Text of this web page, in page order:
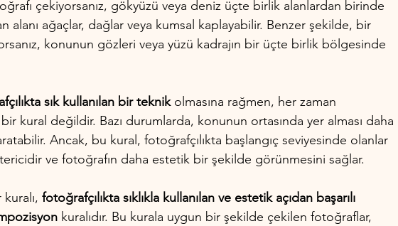
çekiyorsanız, gökyüzü veya deniz üçte birlik alanlardan birinde
alanı ağaçlar, dağlar veya kumsal kaplayabilir. Benzer şekilde, bir
konunun gözleri veya yüzü kadrajın bir üçte birlik bölgesinde
sık kullanılan bir teknik olmasına rağmen, her zaman
kural değildir. Bazı durumlarda, konunun ortasında yer alması daha
Ancak, bu kural, fotoğrafçılıkta başlangıç seviyesinde olanlar
ve fotoğrafın daha estetik bir şekilde görünmesini sağlar.
fotoğrafçılıkta sıklıkla kullanılan ve estetik açıdan başarılı
kuralıdır. Bu kurala uygun bir şekilde çekilen fotoğraflar,